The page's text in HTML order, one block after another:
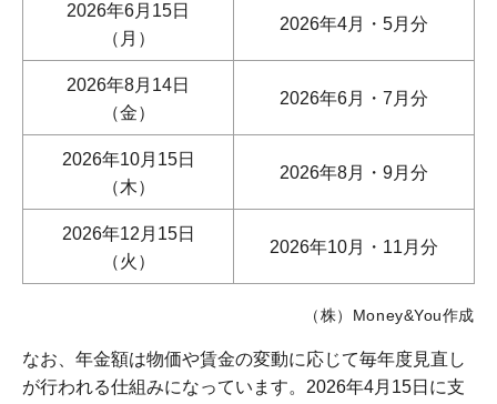
2026年6月15日
（月）
2026年4月・5月分
2026年8月14日
（金）
2026年6月・7月分
2026年10月15日
（木）
2026年8月・9月分
2026年12月15日
（火）
2026年10月・11月分
（株）Money&You作成
なお、年金額は物価や賃金の変動に応じて毎年度見直し
が行われる仕組みになっています。2026年4月15日に支